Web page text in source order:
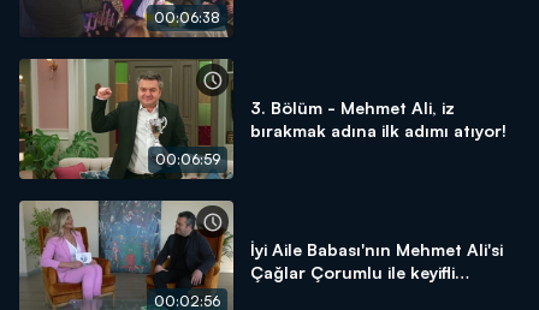
00:06:38
00:06:59
3. Bölüm - Mehmet Ali, iz
bırakmak adına ilk adımı atıyor!
00:02:56
İyi Aile Babası'nın Mehmet Ali'si
Çağlar Çorumlu ile keyifli